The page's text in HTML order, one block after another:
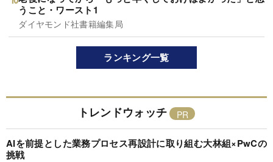
うこと・ワースト1
ダイヤモンド社書籍編集局
ランキング一覧
トレンドウォッチ
AIを前提とした業務プロセス再設計に取り組む大林組×PwCの
挑戦